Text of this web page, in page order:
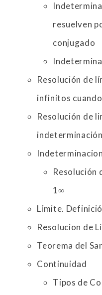
resuelven
conjugado
Resolución de
infinitos
Resolución de
Resolución
1∞
Límite.
Resolucion de
Teorema del
Continuidad
Tipos de